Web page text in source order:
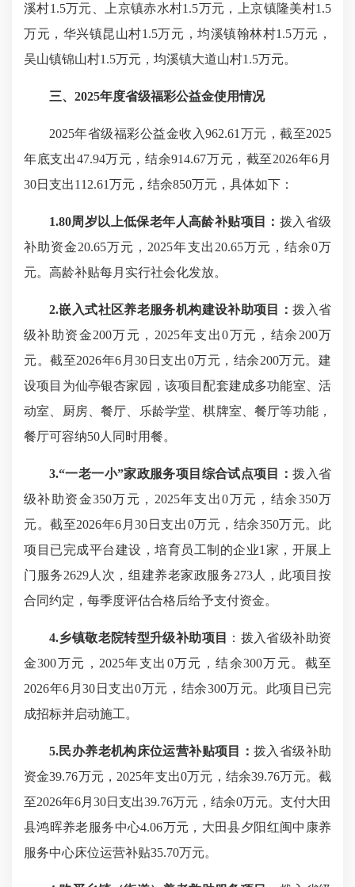
溪村1.5万元、上京镇赤水村1.5万元，上京镇隆美村1.5
万元，华兴镇昆山村1.5万元，均溪镇翰林村1.5万元，
吴山镇锦山村1.5万元，均溪镇大道山村1.5万元。
三、2025年度省级福彩公益金使用情况
2025年省级福彩公益金收入962.61万元，截至2025
年底支出47.94万元，结余914.67万元，截至2026年6月
30日支出112.61万元，结余850万元，具体如下：
1.80周岁以上低保老年人高龄补贴项目： 拨入省级
补助资金20.65万元，2025年支出20.65万元，结余0万
元。高龄补贴每月实行社会化发放。
2.嵌入式社区养老服务机构建设补助项目：拨入省
级补助资金200万元，2025年支出0万元，结余200万
元。截至2026年6月30日支出0万元，结余200万元。建
设项目为仙亭银杏家园，该项目配套建成多功能室、活
动室、厨房、餐厅、乐龄学堂、棋牌室、餐厅等功能，
餐厅可容纳50人同时用餐。
3.“一老一小”家政服务项目综合试点项目：拨入省
级补助资金350万元，2025年支出0万元，结余350万
元。截至2026年6月30日支出0万元，结余350万元。此
项目已完成平台建设，培育员工制的企业1家，开展上
门服务2629人次，组建养老家政服务273人，此项目按
合同约定，每季度评估合格后给予支付资金。
4.乡镇敬老院转型升级补助项目
：拨入省级补助资
金300万元，2025年支出0万元，结余300万元。截至
2026年6月30日支出0万元，结余300万元。此项目已完
成招标并启动施工。
5.民办养老机构床位运营补贴项目：拨入省级补助
资金39.76万元，2025年支出0万元，结余39.76万元。截
至2026年6月30日支出39.76万元，结余0万元。支付大田
县鸿晖养老服务中心4.06万元，大田县夕阳红闽中康养
服务中心床位运营补贴35.70万元。